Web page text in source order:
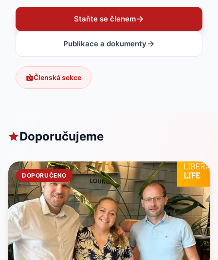
Staňte se členem
Publikace a dokumenty
Členská sekce
Doporučujeme
DOPORUČENO